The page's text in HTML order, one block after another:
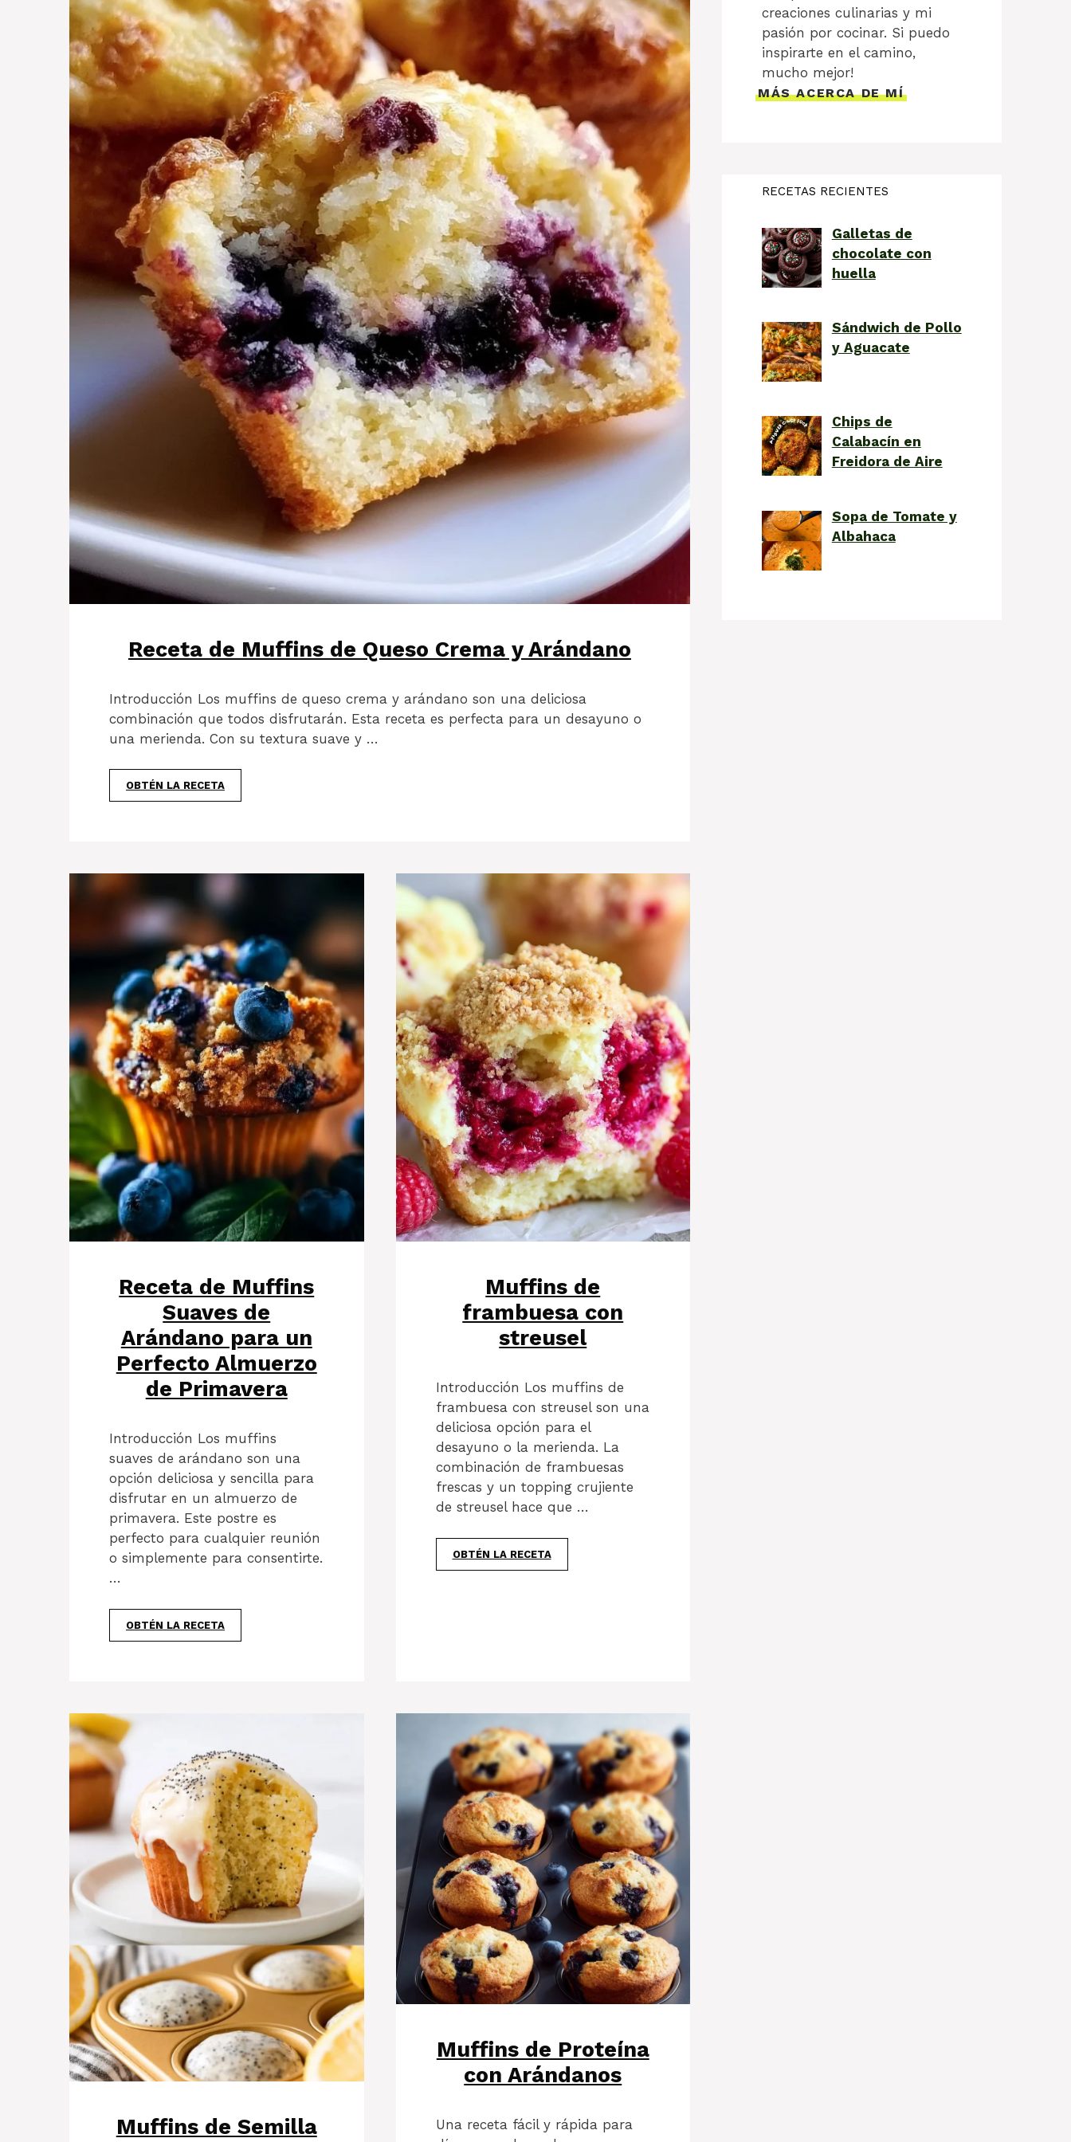
Receta de Muffins de Queso Crema y Arándano
Introducción Los muffins de queso crema y arándano son una deliciosa
combinación que todos disfrutarán. Esta receta es perfecta para un desayuno o
una merienda. Con su textura suave y …
OBTÉN LA RECETA
Receta de Muffins
Suaves de
Arándano para un
Perfecto Almuerzo
de Primavera
Introducción Los muffins
suaves de arándano son una
opción deliciosa y sencilla para
disfrutar en un almuerzo de
primavera. Este postre es
perfecto para cualquier reunión
o simplemente para consentirte.
…
OBTÉN LA RECETA
Muffins de
frambuesa con
streusel
Introducción Los muffins de
frambuesa con streusel son una
deliciosa opción para el
desayuno o la merienda. La
combinación de frambuesas
frescas y un topping crujiente
de streusel hace que …
OBTÉN LA RECETA
Muffins de Semilla
Muffins de Proteína
con Arándanos
Una receta fácil y rápida para
creaciones culinarias y mi
pasión por cocinar. Si puedo
inspirarte en el camino,
mucho mejor!
MÁS ACERCA DE MÍ
RECETAS RECIENTES
Galletas de
chocolate con
huella
Sándwich de Pollo
y Aguacate
Chips de
Calabacín en
Freidora de Aire
Sopa de Tomate y
Albahaca